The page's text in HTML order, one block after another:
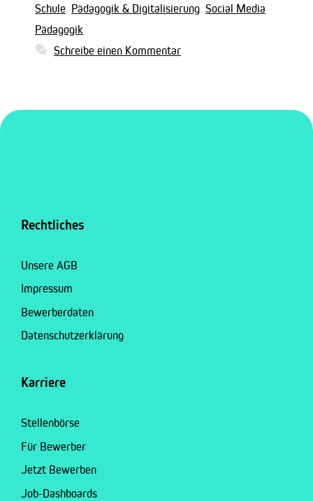
Schule Pädagogik & Digitalisierung Social Media
Pädagogik
Schreibe einen Kommentar
Rechtliches
Unsere AGB
Impressum
Bewerberdaten
Datenschutzerklärung
Karriere
Stellenbörse
Für Bewerber
Jetzt Bewerben
Job-Dashboards